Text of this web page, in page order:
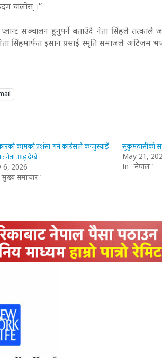
चालोस् ।”
सञ्चालन हुनुपर्ने बताउँदै नेता सिंहले तत्कालै
सिंहमार्फत इसान प्रसाईं स्मृति समाजले अटिजम
कामको प्रशंसा गर्न कांग्रेसले कन्जुस्याइँ
: नेता आङ्देम्बे
6, 2026
समाचार"
सुकुमवासीको
May 21,
In "नेपाल"